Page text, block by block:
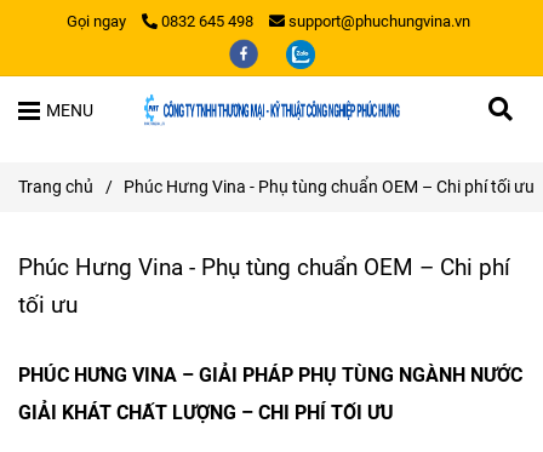
Gọi ngay 0832 645 498 support@phuchungvina.vn
MENU
Trang chủ / Phúc Hưng Vina - Phụ tùng chuẩn OEM – Chi phí tối ưu
Phúc Hưng Vina - Phụ tùng chuẩn OEM – Chi phí
tối ưu
PHÚC HƯNG VINA – GIẢI PHÁP PHỤ TÙNG NGÀNH NƯỚC
GIẢI KHÁT CHẤT LƯỢNG – CHI PHÍ TỐI ƯU